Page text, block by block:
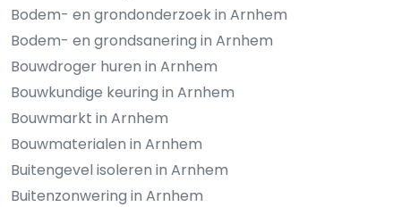
Bodem- en grondonderzoek in Arnhem
Bodem- en grondsanering in Arnhem
Bouwdroger huren in Arnhem
Bouwkundige keuring in Arnhem
Bouwmarkt in Arnhem
Bouwmaterialen in Arnhem
Buitengevel isoleren in Arnhem
Buitenzonwering in Arnhem